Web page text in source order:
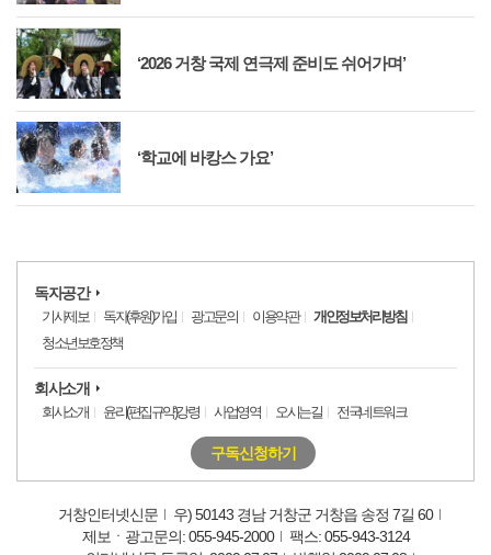
‘2026 거창 국제 연극제 준비도 쉬어가며’
‘학교에 바캉스 가요’
독자공간
기사제보 독자(후원)가입 광고문의 이용약관
개인정보처리방침
청소년보호정책
회사소개
회사소개 윤리(편집규약)강령 사업영역 오시는길 전국네트워크
구독신청하기
거창인터넷신문
우) 50143 경남 거창군 거창읍 송정 7길 60
제보ㆍ광고문의: 055-945-2000
팩스: 055-943-3124